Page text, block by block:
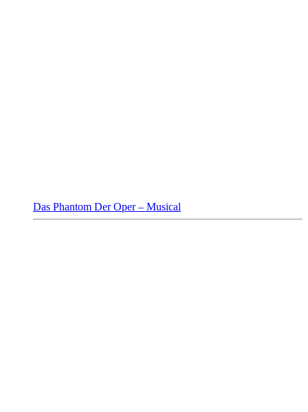
Das Phantom Der Oper – Musical